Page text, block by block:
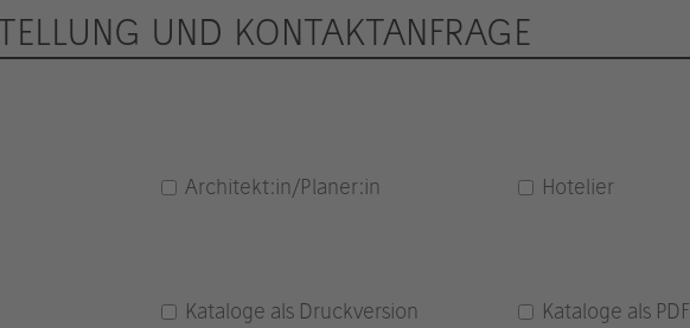
Mehr Informationen
UND KONTAKTANFRAGE
Architekt:in/Planer:in Hotelier
Kataloge als Druckversion Kataloge als PDF